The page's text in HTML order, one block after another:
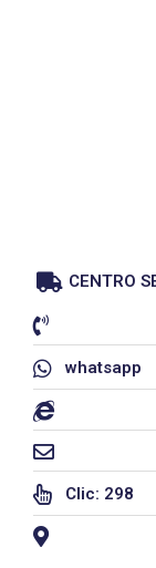
CENTRO
whatsapp
Clic: 298